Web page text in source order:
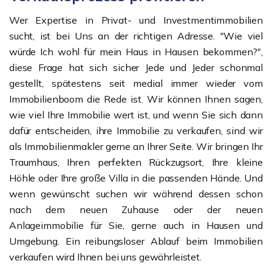
Wer Expertise in Privat- und Investmentimmobilien
sucht, ist bei Uns an der richtigen Adresse. "Wie viel
würde Ich wohl für mein Haus in Hausen bekommen?",
diese Frage hat sich sicher Jede und Jeder schonmal
gestellt, spätestens seit medial immer wieder vom
Immobilienboom die Rede ist. Wir können Ihnen sagen,
wie viel Ihre Immobilie wert ist, und wenn Sie sich dann
dafür entscheiden, ihre Immobilie zu verkaufen, sind wir
als Immobilienmakler gerne an Ihrer Seite. Wir bringen Ihr
Traumhaus, Ihren perfekten Rückzugsort, Ihre kleine
Höhle oder Ihre große Villa in die passenden Hände. Und
wenn gewünscht suchen wir während dessen schon
nach dem neuen Zuhause oder der neuen
Anlageimmobilie für Sie, gerne auch in Hausen und
Umgebung. Ein reibungsloser Ablauf beim Immobilien
verkaufen wird Ihnen bei uns gewährleistet.